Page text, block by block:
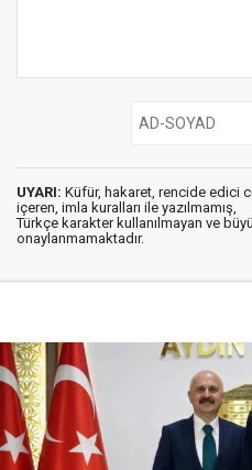
UYARI: Küfür, hakaret, rencide edici
içeren, imla kuralları ile yazılmamış,
Türkçe karakter kullanılmayan ve
onaylanmamaktadır.